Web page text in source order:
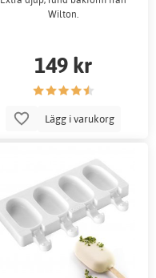
Wilton.
149 kr
Lägg i varukorg